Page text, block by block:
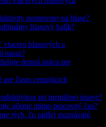
postavenej na hlase?
hlasový balík?
hlasových a
naraz?
dennú prácu pre
často cestujúcich
pri mentálnej únave?
učenie mimo pracovný čas?
tých, čo radšej rozprávajú